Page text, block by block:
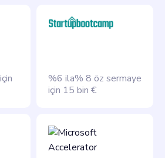
%6 ila% 8 öz sermaye
için 15 bin €